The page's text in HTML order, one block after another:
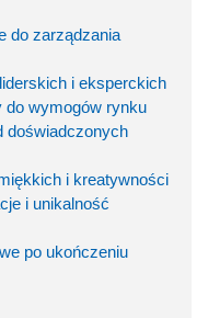
do zarządzania
i eksperckich
do wymogów rynku
doświadczonych
i kreatywności
i unikalność
po ukończeniu